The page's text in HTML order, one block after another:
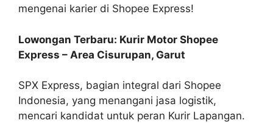
mengenai karier di Shopee Express!
Lowongan Terbaru: Kurir Motor Shopee
Express – Area Cisurupan, Garut
SPX Express, bagian integral dari Shopee
Indonesia, yang menangani jasa logistik,
mencari kandidat untuk peran Kurir Lapangan.